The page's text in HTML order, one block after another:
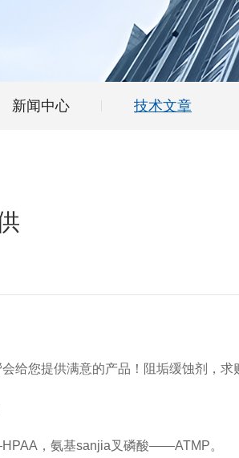
新闻中心 技术文章
给您提供满意的产品！阻垢缓蚀剂，求
，氨基sanjia叉磷酸——ATMP。